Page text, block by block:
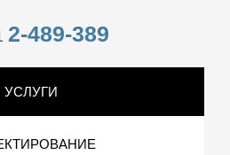
2-489-389
УСЛУГИ